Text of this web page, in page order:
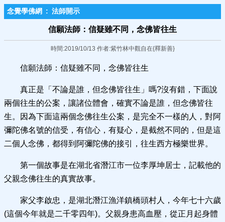
念覺學佛網 : 法師開示
信願法師：信疑雖不同，念佛皆​往生
時間:2019/10/13 作者:紫竹林中觀自在{釋新善}
信願法師：信疑雖不同，念佛皆往生
真正是「不論是誰，但念佛皆往生」嗎?沒有錯，下面說
兩個往生的公案，讓諸位體會，確實不論是誰，但念佛皆往
生。因為下面這兩個念佛往生公案，是完全不一樣的人，對阿
彌陀佛名號的信受，有信心，有疑心，是截然不同的，但是這
二個人念佛，都得到阿彌陀佛的接引，往生西方極樂世界。
第一個故事是在湖北省潛江市一位李厚坤居士，記載他的
父親念佛往生的真實故事。
家父李啟忠，是湖北潛江漁洋鎮橋頭村人，今年七十六歲
(這個今年就是二千零四年)。父親身患高血壓，從正月起身體